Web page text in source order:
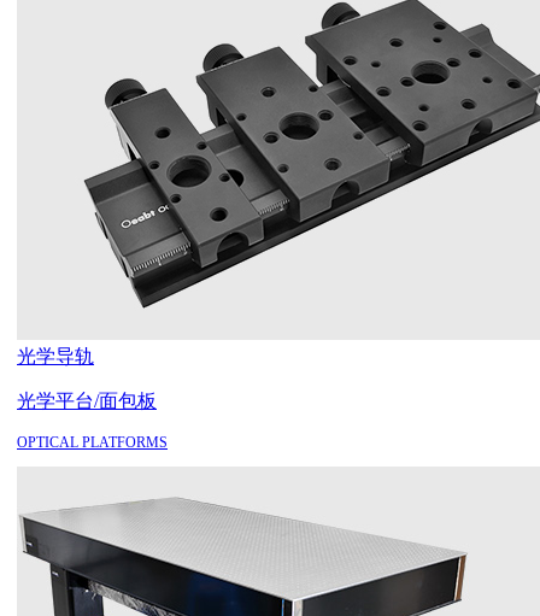
光学导轨
光学平台/面包板
OPTICAL PLATFORMS